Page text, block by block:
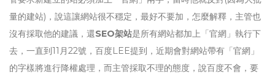
量的建站)，說這讓網站很不穩定，最好不要加，怎麼解釋，主管也
沒有採取他的建議，還SEO架站是所有網站都加上「官網」執行下
去，一直到11月22號，百度LEE提到，近期會對網站帶有「官網」
的字樣將進行降權處理，而主管採取不理的態度，說百度不會，要